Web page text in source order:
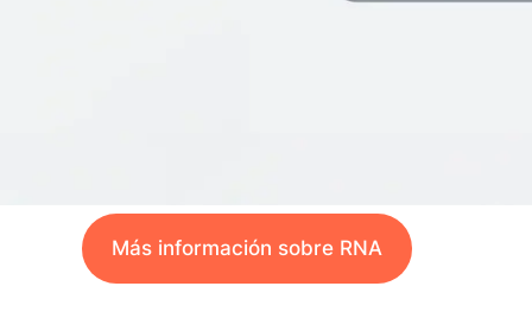
Más información sobre RNA